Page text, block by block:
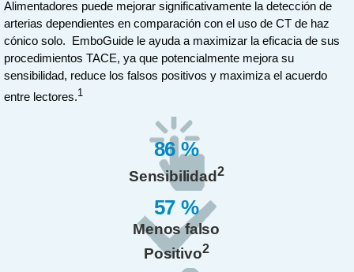
Alimentadores puede mejorar significativamente la detección de
arterias dependientes en comparación con el uso de CT de haz
cónico solo. EmboGuide le ayuda a maximizar la eficacia de sus
procedimientos TACE, ya que potencialmente mejora su
sensibilidad, reduce los falsos positivos y maximiza el acuerdo
entre lectores.1
86 %
Sensibilidad2
57 %
Menos falso
Positivo2